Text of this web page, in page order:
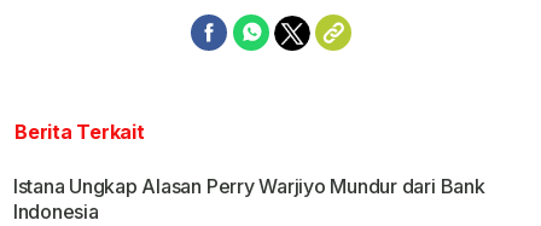
Berita Terkait
Istana Ungkap Alasan Perry Warjiyo Mundur dari Bank
Indonesia